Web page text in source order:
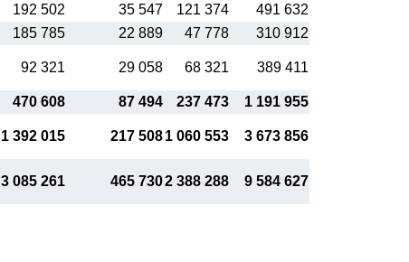
192 502 35 547 121 374
491 632
185 785 22 889 47 778
310 912
92 321 29 058 68 321 389 411
470 608 87 494 237 473
1 191 955
1 392 015 217 5081 060 553 3 673 856
3 085 261 465 7302 388 288 9 584 627